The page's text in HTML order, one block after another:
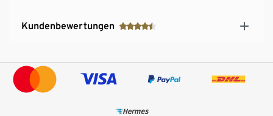
Kundenbewertungen